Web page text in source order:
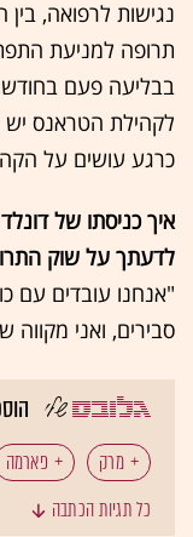
נגישות לרפואה,
בבליעה פעם
לקהילת הטראנס יש
כרגע עושים על
איך כניסתו של
לדעתך על שוק
"אנחנו עובדים עם
סבירים, ואני
מרק פארמה
חברות תרופות
כל תגיות הכתבה